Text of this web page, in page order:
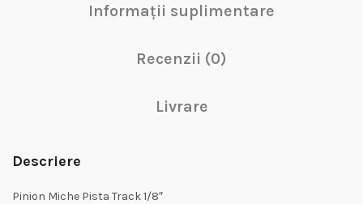
Informații suplimentare
Recenzii (0)
Livrare
Descriere
Pinion Miche Pista Track 1/8″